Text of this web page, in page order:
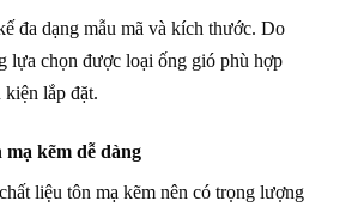
đa dạng mẫu mã và kích thước. Do
lựa chọn được loại ống gió phù hợp
lắp đặt.
kẽm dễ dàng
liệu tôn mạ kẽm nên có trọng lượng